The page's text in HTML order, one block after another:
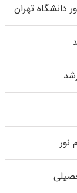
دانشگاه تهران
نور